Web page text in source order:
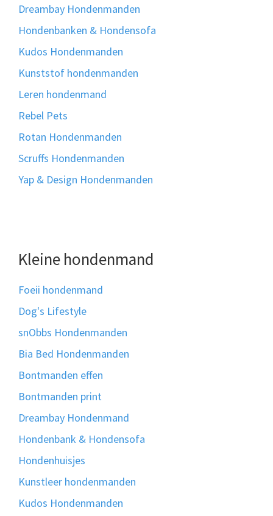
Dreambay Hondenmanden
Hondenbanken & Hondensofa
Kudos Hondenmanden
Kunststof hondenmanden
Leren hondenmand
Rebel Pets
Rotan Hondenmanden
Scruffs Hondenmanden
Yap & Design Hondenmanden
Kleine hondenmand
Foeii hondenmand
Dog's Lifestyle
snObbs Hondenmanden
Bia Bed Hondenmanden
Bontmanden effen
Bontmanden print
Dreambay Hondenmand
Hondenbank & Hondensofa
Hondenhuisjes
Kunstleer hondenmanden
Kudos Hondenmanden